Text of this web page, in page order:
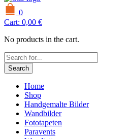
0
Cart: 0,00 €
No products in the cart.
Search
Home
Shop
Handgemalte Bilder
Wandbilder
Fototapeten
Paravents